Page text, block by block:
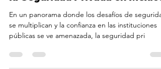
Tenemos que maximizar la
protección: La Esencialidad de
la Seguridad Privada en México
En un panorama donde los desafíos de